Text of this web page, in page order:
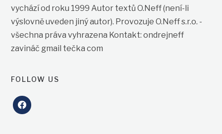
vychází od roku 1999 Autor textů O.Neff (není-li
výslovně uveden jiný autor). Provozuje O.Neff s.r.o. -
všechna práva vyhrazena Kontakt: ondrejneff
zavináč gmail tečka com
FOLLOW US
facebook